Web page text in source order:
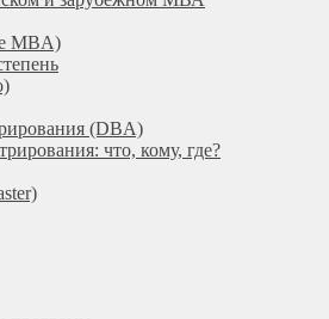
MBA)
(DBА)
что, кому, где?